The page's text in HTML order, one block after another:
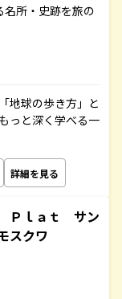
所・史跡を旅の
地球の歩き方」と
っと深く学べる一
詳細を見る
Ｐｌａｔ サン
スクワ